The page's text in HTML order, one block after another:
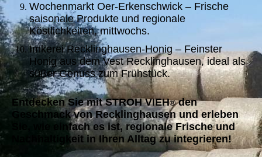
Wochenmarkt Oer-Erkenschwick – Frische
saisonale Produkte und regionale
Köstlichkeiten, mittwochs.
Imkerei Recklinghausen-Honig – Feinster
Honig aus dem Vest Recklinghausen, ideal als
süßer Genuss zum Frühstück.
Entdecken Sie mit STROH VIEH®den
Geschmack von Recklinghausen und erleben
Sie, wie einfach es ist, regionale Frische und
Nachhaltigkeit in Ihren Alltag zu integrieren!